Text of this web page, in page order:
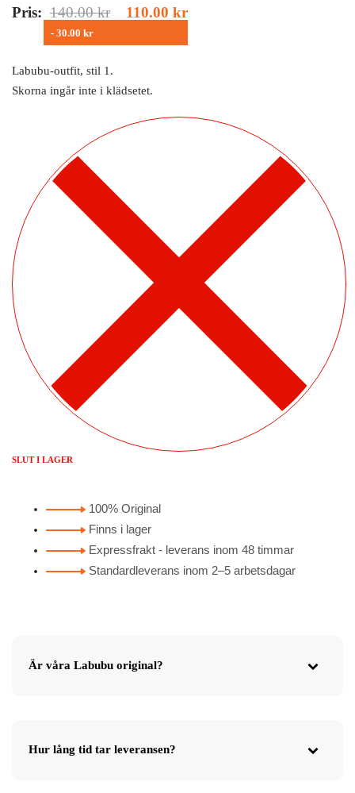
Pris: 140.00kr 110.00 kr
- 30.00 kr
Labubu-outfit, stil 1.
Skorna ingår inte i klädsetet.
SLUT I LAGER
100% Original
Finns i lager
Expressfrakt - leverans inom 48 timmar
Standardleverans inom 2–5 arbetsdagar
Är våra Labubu original?
Hur lång tid tar leveransen?